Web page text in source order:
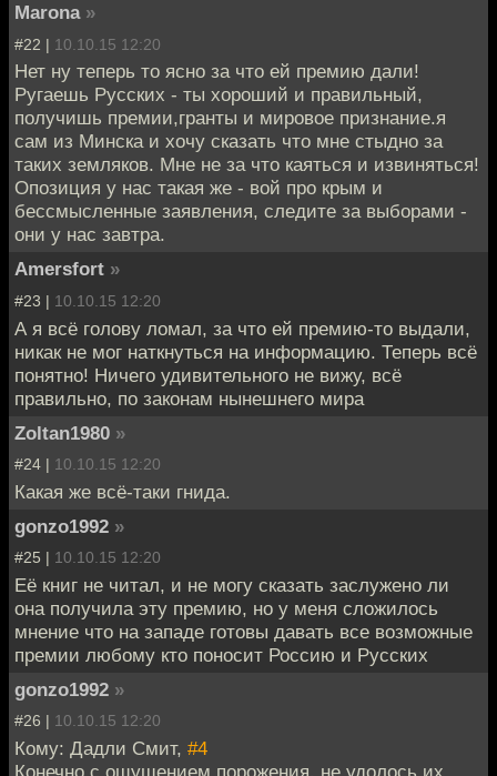
Marona »
#22 | 10.10.15 12:20
Нет ну теперь то ясно за что ей премию дали!
Ругаешь Русских - ты хороший и правильный,
получишь премии,гранты и мировое признание.я
сам из Минска и хочу сказать что мне стыдно за
таких земляков. Мне не за что каяться и извиняться!
Опозиция у нас такая же - вой про крым и
бессмысленные заявления, следите за выборами -
они у нас завтра.
Amersfort »
#23 | 10.10.15 12:20
А я всё голову ломал, за что ей премию-то выдали,
никак не мог наткнуться на информацию. Теперь всё
понятно! Ничего удивительного не вижу, всё
правильно, по законам нынешнего мира
Zoltan1980 »
#24 | 10.10.15 12:20
Какая же всё-таки гнида.
gonzo1992 »
#25 | 10.10.15 12:20
Её книг не читал, и не могу сказать заслужено ли
она получила эту премию, но у меня сложилось
мнение что на западе готовы давать все возможные
премии любому кто поносит Россию и Русских
gonzo1992 »
#26 | 10.10.15 12:20
Кому: Дадли Смит, #4
Конечно с ощущением порожения, не удолось их